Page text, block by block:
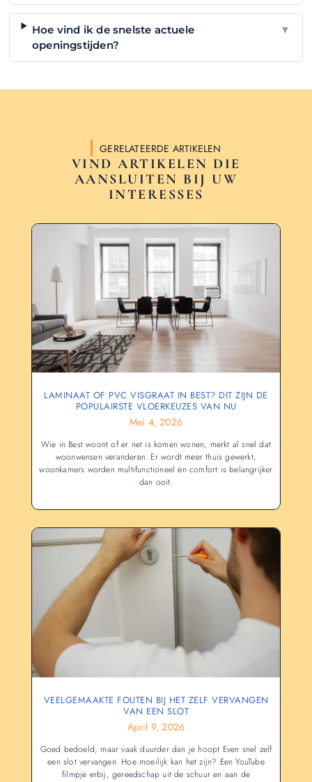
Hoe vind ik de snelste actuele
openingstijden?
▼
GERELATEERDE ARTIKELEN
VIND ARTIKELEN DIE
AANSLUITEN BIJ UW
INTERESSES
LAMINAAT OF PVC VISGRAAT IN BEST? DIT ZIJN DE
POPULAIRSTE VLOERKEUZES VAN NU
Mei 4, 2026
Wie in Best woont of er net is komen wonen, merkt al snel dat
woonwensen veranderen. Er wordt meer thuis gewerkt,
woonkamers worden multifunctioneel en comfort is belangrijker
dan ooit.
VEELGEMAAKTE FOUTEN BIJ HET ZELF VERVANGEN
VAN EEN SLOT
April 9, 2026
Goed bedoeld, maar vaak duurder dan je hoopt Even snel zelf
een slot vervangen. Hoe moeilijk kan het zijn? Een YouTube
filmpje erbij, gereedschap uit de schuur en aan de